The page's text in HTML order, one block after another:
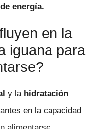
energía.
en la
iguana para
y la hidratación
en la capacidad